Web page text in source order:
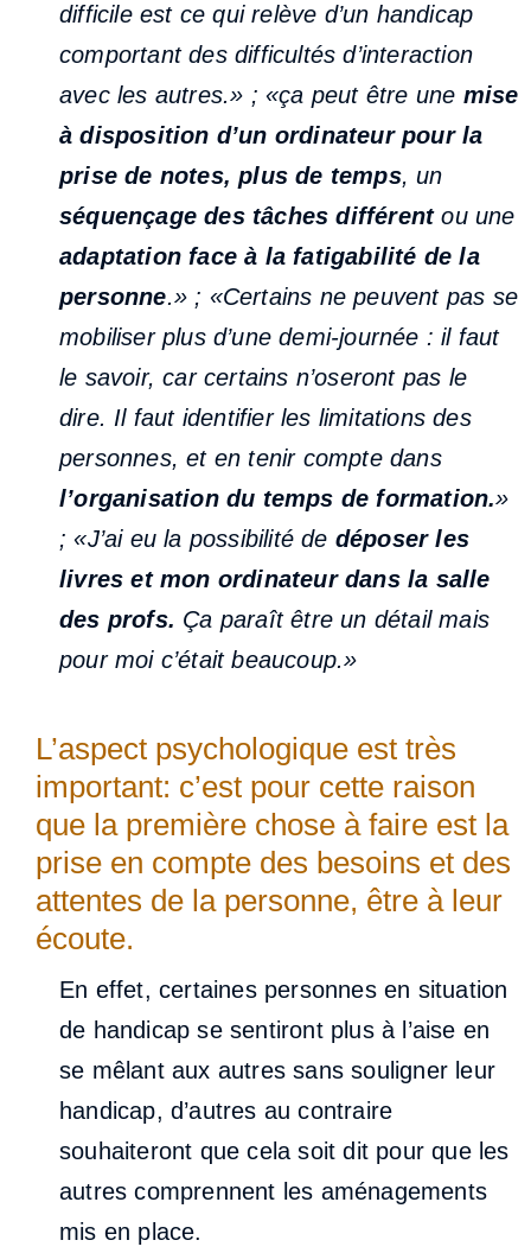
difficile est ce qui relève d’un handicap
comportant des difficultés d’interaction
avec les autres.» ; «ça peut être une mise
à disposition d’un ordinateur pour la
prise de notes, plus de temps, un
séquençage des tâches différentou une
adaptation face à la fatigabilité de la
personne.» ; «Certains ne peuvent pas se
mobiliser plus d’une demi-journée : il faut
le savoir, car certains n’oseront pas le
dire. Il faut identifier les limitations des
personnes, et en tenir compte dans
l’organisation du temps de formation.»
; «J’ai eu la possibilité de déposer les
livres et mon ordinateur dans la salle
des profs. Ça paraît être un détail mais
pour moi c’était beaucoup.»
L’aspect psychologique est très
important: c’est pour cette raison
que la première chose à faire est la
prise en compte des besoins et des
attentes de la personne, être à leur
écoute.
En effet, certaines personnes en situation
de handicap se sentiront plus à l’aise en
se mêlant aux autres sans souligner leur
handicap, d’autres au contraire
souhaiteront que cela soit dit pour que les
autres comprennent les aménagements
mis en place.